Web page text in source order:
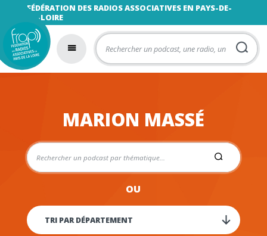
FÉDÉRATION DES RADIOS ASSOCIATIVES EN PAYS-DE-
LA-LOIRE
MARION MASSÉ
OU